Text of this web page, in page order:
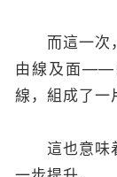
而這一次，
由線及面——
線，組成了一
這也意味着